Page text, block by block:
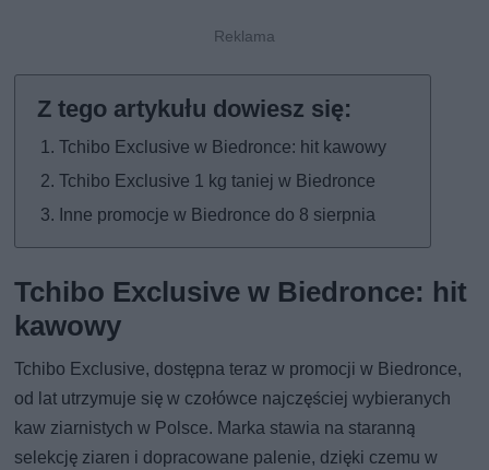
Tchibo Exclusive w Biedronce: hit kawowy
Tchibo Exclusive 1 kg taniej w Biedronce
Inne promocje w Biedronce do 8 sierpnia
Tchibo Exclusive w Biedronce: hit
kawowy
Tchibo Exclusive, dostępna teraz w promocji w Biedronce,
od lat utrzymuje się w czołówce najczęściej wybieranych
kaw ziarnistych w Polsce. Marka stawia na staranną
selekcję ziaren i dopracowane palenie, dzięki czemu w